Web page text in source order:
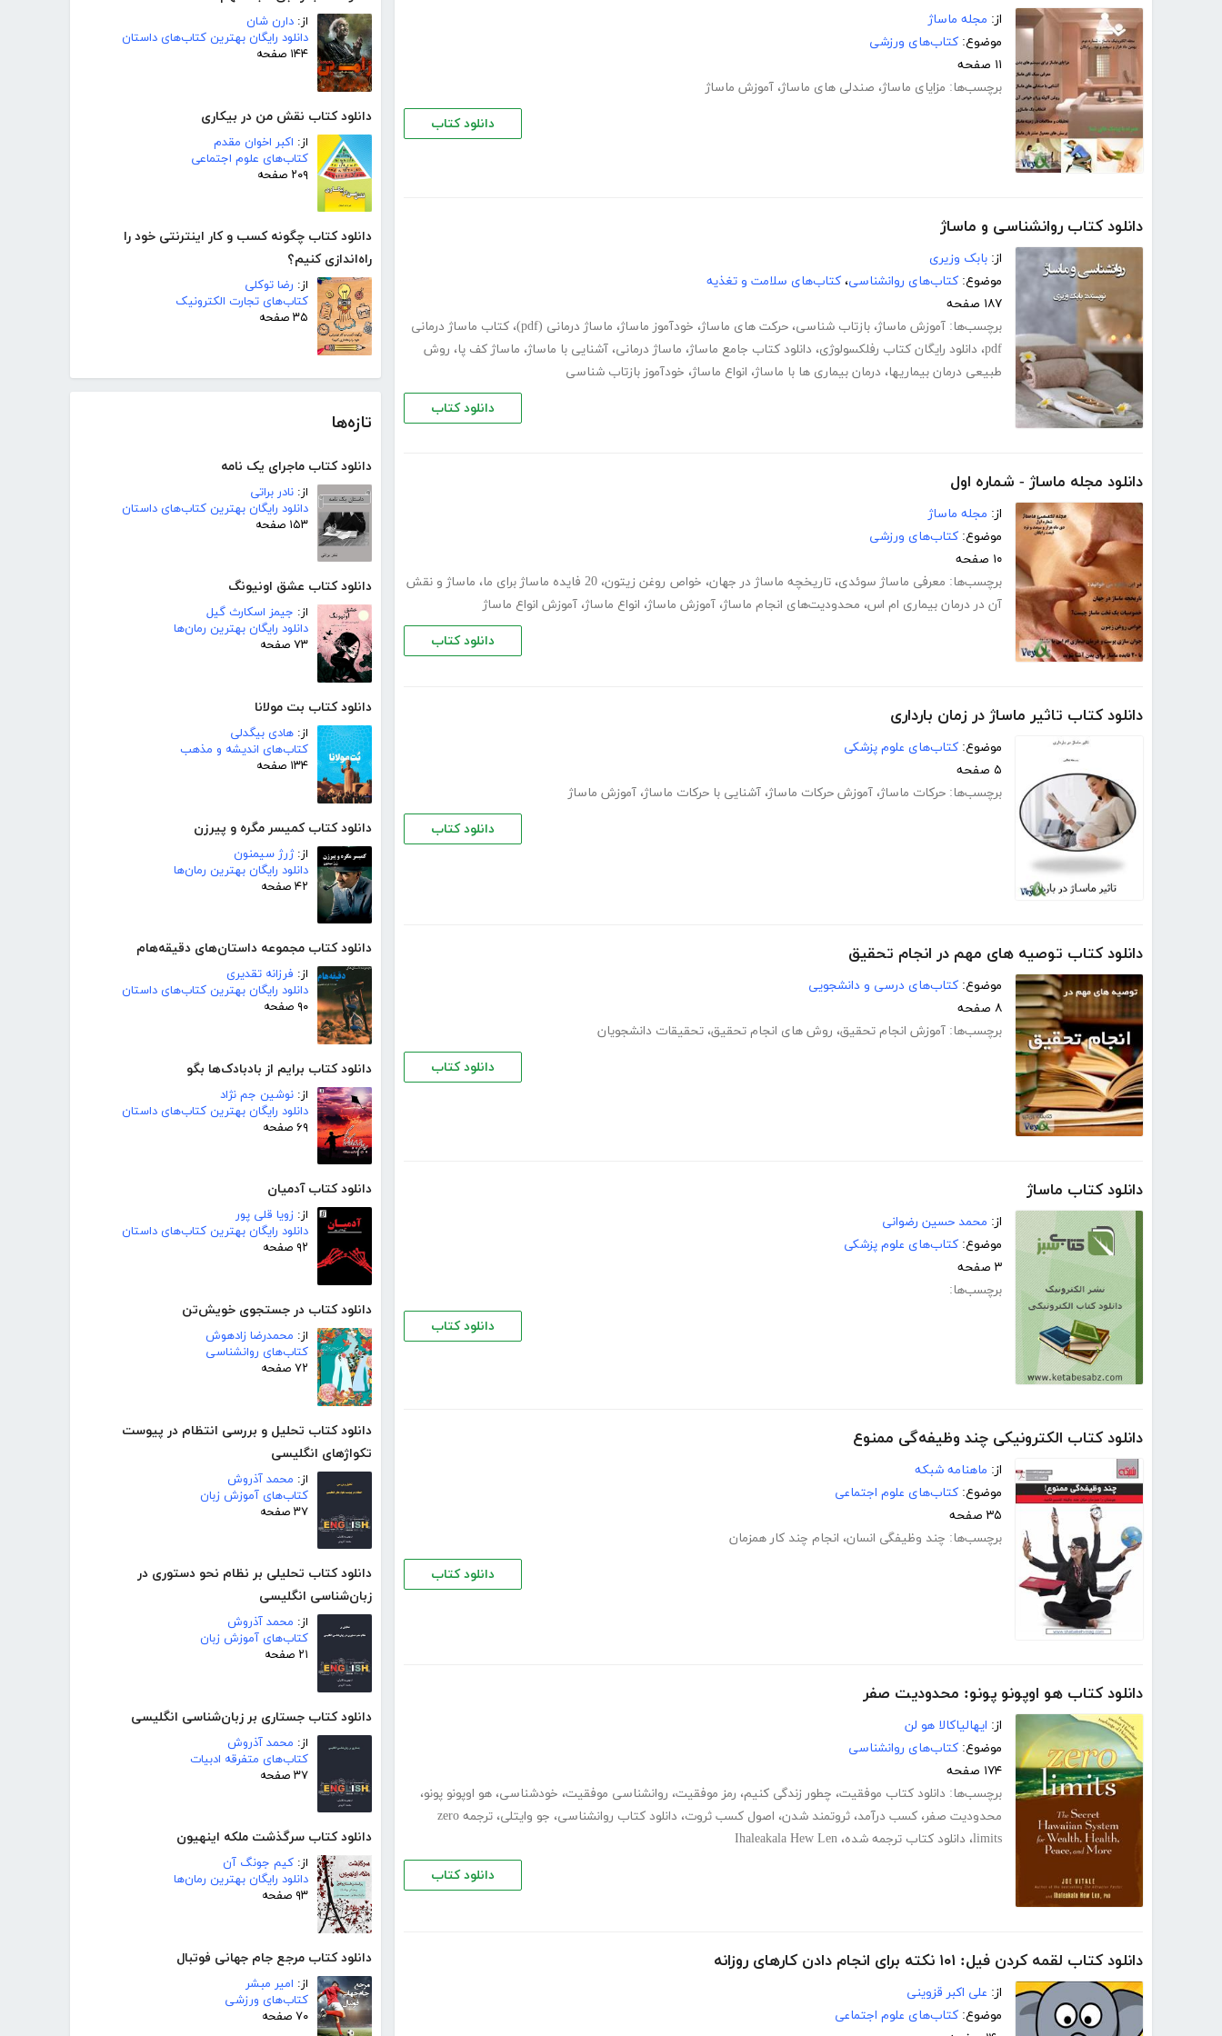
از: دارن شان
دانلود رایگان بهترین کتاب‌های داستان
۱۴۴ صفحه
دانلود کتاب نقش من در بیکاری
از: اکبر اخوان مقدم
کتاب‌های علوم اجتماعی
۲۰۹ صفحه
دانلود کتاب چگونه کسب و کار اینترنتی خود را
راه‌اندازی کنیم؟
از: رضا توکلی
کتاب‌های تجارت الکترونیک
۳۵ صفحه
تازه‌ها
دانلود کتاب ماجرای یک نامه
از: نادر براتی
دانلود رایگان بهترین کتاب‌های داستان
۱۵۳ صفحه
دانلود کتاب عشق اونیونگ
از: جیمز اسکارث گیل
دانلود رایگان بهترین رمان‌ها
۷۳ صفحه
دانلود کتاب بت مولانا
از: هادی بیگدلی
کتاب‌های اندیشه و مذهب
۱۳۴ صفحه
دانلود کتاب کمیسر مگره و پیرزن
از:ژرژ سیمنون
دانلود رایگان بهترین رمان‌ها
۴۲ صفحه
دانلود کتاب مجموعه داستان‌های دقیقه‌هام
از: فرزانه تقدیری
دانلود رایگان بهترین کتاب‌های داستان
۹۰ صفحه
دانلود کتاب برایم از بادبادک‌ها بگو
از: نوشین جم نژاد
دانلود رایگان بهترین کتاب‌های داستان
۶۹ صفحه
دانلود کتاب آدمیان
از: زویا قلی پور
دانلود رایگان بهترین کتاب‌های داستان
۹۲ صفحه
دانلود کتاب در جستجوی خویش‌تن
از: محمدرضا زادهوش
کتاب‌های روانشناسی
۷۲ صفحه
دانلود کتاب تحلیل و بررسی انتظام در پیوست
تکواژهای انگلیسی
از: محمد آذروش
کتاب‌های آموزش زبان
۳۷ صفحه
دانلود کتاب تحلیلی بر نظام نحو دستوری در
زبان‌شناسی انگلیسی
از: محمد آذروش
کتاب‌های آموزش زبان
۲۱ صفحه
دانلود کتاب جستاری بر زبان‌شناسی انگلیسی
از: محمد آذروش
کتاب‌های متفرقه ادبیات
۳۷ صفحه
دانلود کتاب سرگذشت ملکه اینهیون
از: کیم جونگ آن
دانلود رایگان بهترین رمان‌ها
۹۳ صفحه
دانلود کتاب مرجع جام جهانی فوتبال
از: امیر مبشر
کتاب‌های ورزشی
۷۰ صفحه
از: مجله ماساژ
موضوع: کتاب‌های ورزشی
۱۱ صفحه
برچسب‌ها: مزایای ماساژ، صندلی های ماساژ، آموزش ماساژ
دانلود کتاب
دانلود کتاب روانشناسی و ماساژ
از: بابک وزیری
موضوع: کتاب‌های روانشناسی، کتاب‌های سلامت و تغذیه
۱۸۷ صفحه
برچسب‌ها: آموزش ماساژ، بازتاب شناسی، حرکت های ماساژ، خودآموز ماساژ، ماساژ درمانی (pdf) ، کتاب ماساژ درمانی
pdf، دانلود رایگان کتاب رفلکسولوژی، دانلود کتاب جامع ماساژ، ماساژ درمانی، آشنایی با ماساژ، ماساژ کف پا، روش
طبیعی درمان بیماریها، درمان بیماری ها با ماساژ، انواع ماساژ، خودآموز بازتاب شناسی
دانلود کتاب
دانلود مجله ماساژ - شماره اول
از: مجله ماساژ
موضوع: کتاب‌های ورزشی
۱۰ صفحه
برچسب‌ها: معرفی ماساژ سوئدی، تاریخچه ماساژ در جهان، خواص روغن زیتون، 20 فایده ماساژ برای ما ، ماساژ و نقش
آن در درمان بیماری ام اس، محدودیت‌های انجام ماساژ، آموزش ماساژ، انواع ماساژ، آموزش انواع ماساژ
دانلود کتاب
دانلود کتاب تاثیر ماساژ در زمان بارداری
موضوع: کتاب‌های علوم پزشکی
۵ صفحه
برچسب‌ها: حرکات ماساژ، آموزش حرکات ماساژ، آشنایی با حرکات ماساژ، آموزش ماساژ
دانلود کتاب
دانلود کتاب توصیه های مهم در انجام تحقیق
موضوع: کتاب‌های درسی و دانشجویی
۸ صفحه
برچسب‌ها: آموزش انجام تحقیق، روش های انجام تحقیق، تحقیقات دانشجویان
دانلود کتاب
دانلود کتاب ماساژ
از: محمد حسین رضوانی
موضوع: کتاب‌های علوم پزشکی
۳ صفحه
برچسب‌ها:
دانلود کتاب
دانلود کتاب الکترونیکی چند وظیفه‌گی ممنوع
از: ماهنامه شبکه
موضوع: کتاب‌های علوم اجتماعی
۳۵ صفحه
برچسب‌ها: چند وظیفگی انسان، انجام چند کار همزمان
دانلود کتاب
دانلود کتاب هو اوپونو پونو: محدودیت صفر
از: ایهالیاکالا هو لن
موضوع: کتاب‌های روانشناسی
۱۷۴ صفحه
برچسب‌ها: دانلود کتاب موفقیت، چطور زندگی کنیم، رمز موفقیت، روانشناسی موفقیت، خودشناسی، هو اوپونو پونو،
محدودیت صفر، کسب درآمد، ثروتمند شدن، اصول کسب ثروت، دانلود کتاب روانشناسی، جو وایتلی،
ترجمه zero
limits، دانلود کتاب ترجمه شده، Ihaleakala Hew Len
دانلود کتاب
دانلود کتاب لقمه کردن فیل: ۱۰۱ نکته برای انجام دادن کارهای روزانه
از: علی اکبر قزوینی
موضوع: کتاب‌های علوم اجتماعی